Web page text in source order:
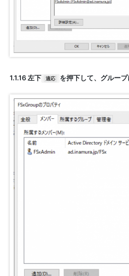
1.1.16 左下 適応 を押下して、グルー